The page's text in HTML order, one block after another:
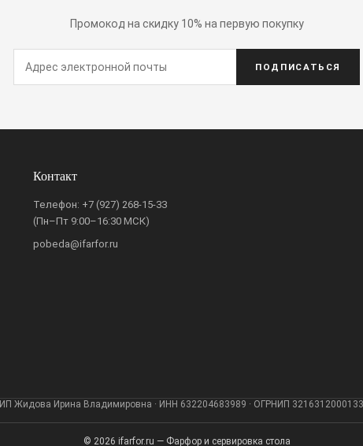
Промокод на скидку 10% на первую покупку
ПОДПИСАТЬСЯ
Контакт
Телефон: +7 (927) 268-15-33
(Пн–Пт 9:00–16:30 МСК)
pobeda@ifarfor.ru
ИП Жидова Ирина Владимировна · ИНН 632204683989 · ОГРНИП
© 2026 ifarfor.ru — Фарфор и сервировка стола